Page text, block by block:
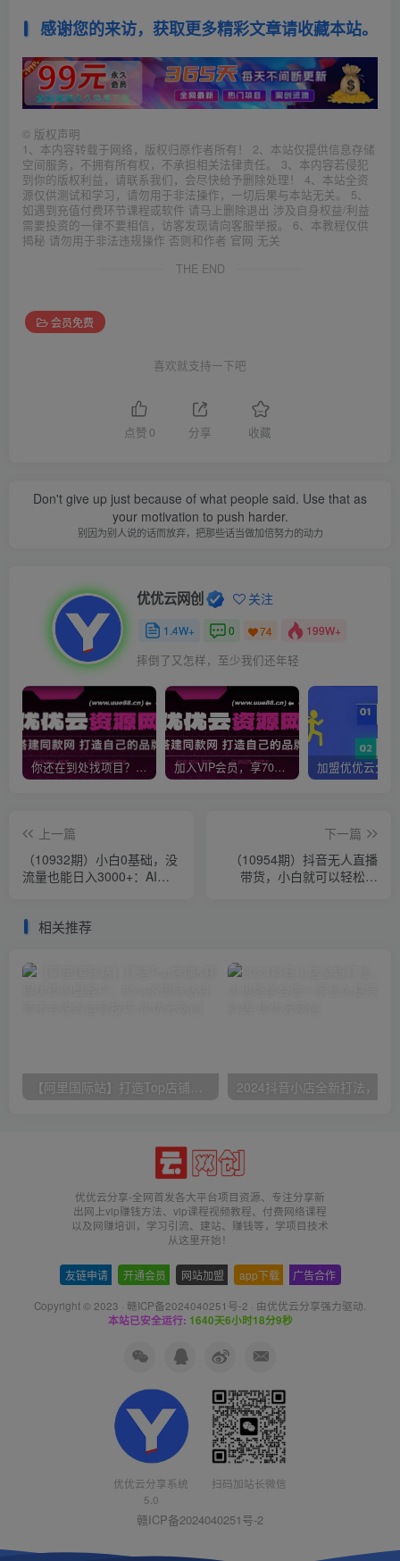
感谢您的来访，获取更多精彩文章请收藏本站。
© 版权声明
1、本内容转载于网络，版权归原作者所有！ 2、本站仅提供信息存储
空间服务，不拥有所有权，不承担相关法律责任。 3、本内容若侵犯
到你的版权利益，请联系我们，会尽快给予删除处理！ 4、本站全资
源仅供测试和学习，请勿用于非法操作，一切后果与本站无关。 5、
如遇到充值付费环节课程或软件 请马上删除退出 涉及自身权益/利益
需要投资的一律不要相信，访客发现请向客服举报。 6、本教程仅供
揭秘 请勿用于非法违规操作 否则和作者 官网 无关
THE END
会员免费
喜欢就支持一下吧
点赞 0 分享 收藏
Don't give up just because of what people said. Use that as
your motivation to push harder.
别因为别人说的话而放弃，把那些话当做加倍努力的动力
优优云网创 关注
1.4W+ 0 74 199W+
摔倒了又怎样，至少我们还年轻
你还在到处找项目？还在当韭菜？我靠网创资源站一个月收入5万+，曾经我也是个失败者。 加入VIP会员，享70%的推广提成，免费学习多种网上创业课程，菜鸟秒变大神！
上一篇
（10932期）小白0基础，没
流量也能日入3000+：AI助
下一篇
（10954期）抖音无人直播
带货，小白就可以轻松上
相关推荐
优优云分享-全网首发各大平台项目资源、专注分享新
出网上vip赚钱方法、vip课程视频教程、付费网络课程
以及网赚培训，学习引流、建站、赚钱等，学项目技术
从这里开始！
友链申请 开通会员 网站加盟 app下载 广告合作
Copyright © 2023 · 赣ICP备2024040251号-2 · 由优优云分享强力驱动.
本站已安全运行: 1640天6小时18分10秒
优优云分享系统
5.0
扫码加站长微信
赣ICP备2024040251号-2